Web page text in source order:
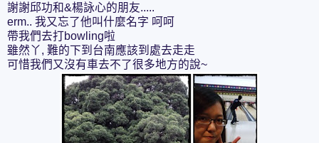
謝謝邱功和&楊詠心的朋友.....
erm.. 我又忘了他叫什麼名字 呵呵
帶我們去打bowling啦
雖然丫, 難的下到台南應該到處去走走
可惜我們又沒有車去不了很多地方的說~